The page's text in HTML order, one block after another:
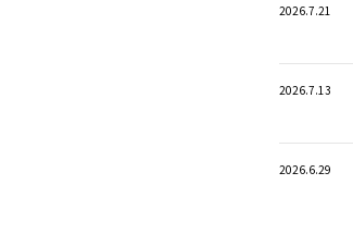
2026.7.21
2026.7.13
2026.6.29